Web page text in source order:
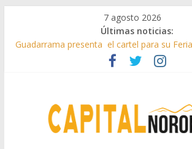
7 agosto 2026
Últimas noticias:
Guadarrama presenta el cartel para su
Hey Kid e Inazio en ‘La Gran Noche del
Boadilla destinó más de 11 millones de
beneficios fiscales en 2025